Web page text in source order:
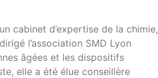
cabinet d’expertise de la chimie,
l’association SMD Lyon
âgées et les dispositifs
elle a été élue conseillère